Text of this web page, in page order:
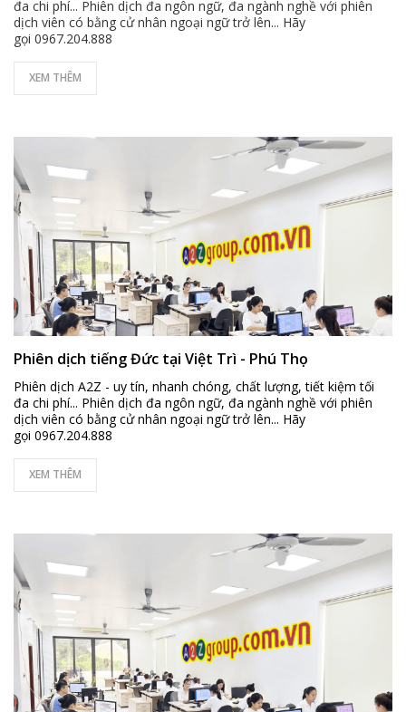
đa chi phí... Phiên dịch đa ngôn ngữ, đa ngành nghề với phiên
dịch viên có bằng cử nhân ngoại ngữ trở lên... Hãy
gọi 0967.204.888
XEM THÊM
Phiên dịch tiếng Đức tại Việt Trì - Phú Thọ
Phiên dịch A2Z - uy tín, nhanh chóng, chất lượng, tiết kiệm tối
đa chi phí... Phiên dịch đa ngôn ngữ, đa ngành nghề với phiên
dịch viên có bằng cử nhân ngoại ngữ trở lên... Hãy
gọi 0967.204.888
XEM THÊM